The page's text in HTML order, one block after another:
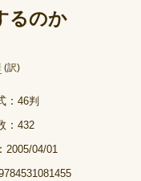
るのか
(訳)
： 46判
： 432
2005/04/01